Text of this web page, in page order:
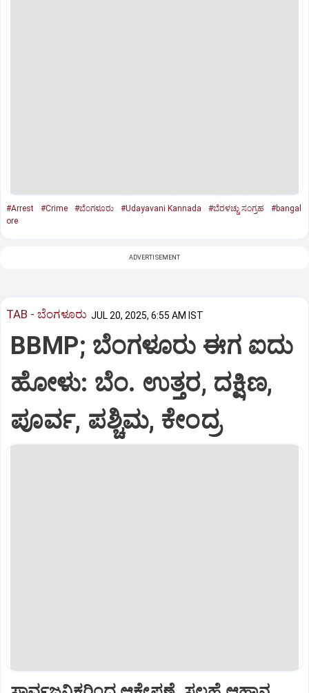
#Arrest #Crime #ಬೆಂಗಳೂರು #Udayavani Kannada #ಬೆರಳಚ್ಚು ಸಂಗ್ರಹ
#bangal
ore
ADVERTISEMENT
TAB - ಬೆಂಗಳೂರು JUL 20, 2025, 6:55 AM IST
BBMP; ಬೆಂಗಳೂರು ಈಗ ಐದು
ಹೋಳು: ಬೆಂ. ಉತ್ತರ, ದಕ್ಷಿಣ,
ಪೂರ್ವ, ಪಶ್ಚಿಮ, ಕೇಂದ್ರ